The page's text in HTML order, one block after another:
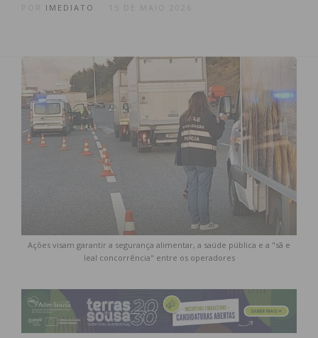
IMEDIATO 15 DE MAIO 2026
Ações visam garantir a segurança alimentar, a saúde pública e a "sã e
leal concorrência" entre os operadores